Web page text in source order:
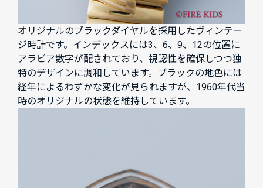
オリジナルのブラックダイヤルを採用したヴィンテー
ジ時計です。インデックスには3、6、9、12の位置に
アラビア数字が配されており、視認性を確保しつつ独
特のデザインに調和しています。ブラックの地色には
経年によるわずかな変化が見られますが、1960年代当
時のオリジナルの状態を維持しています。